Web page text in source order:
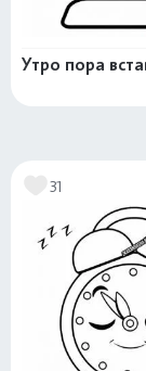
Утро пора
31